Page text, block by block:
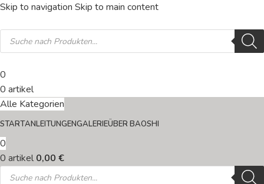
Skip to navigation Skip to main content
0
0 artikel
Alle Kategorien
STARTANLEITUNGENGALERIEÜBER BAOSHI
0
0 artikel 0,00 €